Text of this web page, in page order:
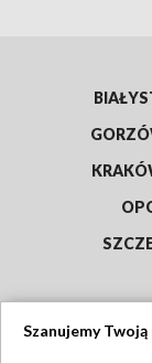
Szanujemy